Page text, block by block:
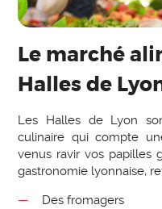
Le marché
Halles de
Les Halles de Lyon
culinaire qui compte
venus ravir vos papilles
gastronomie lyonnaise,
Des fromagers